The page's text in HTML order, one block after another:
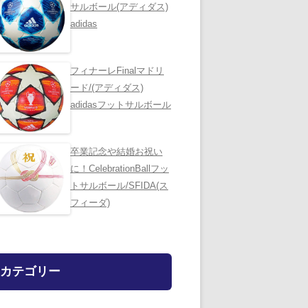
サルボール(アディダス)
adidas
フィナーレFinalマドリ
ード/(アディダス)
adidasフットサルボール
卒業記念や結婚お祝い
に！CelebrationBallフッ
トサルボール/SFIDA(ス
フィーダ)
カテゴリー